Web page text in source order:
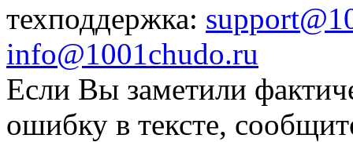
техподдержка:
info@1001chudo.ru
Если Вы заметили
ошибку в тексте,